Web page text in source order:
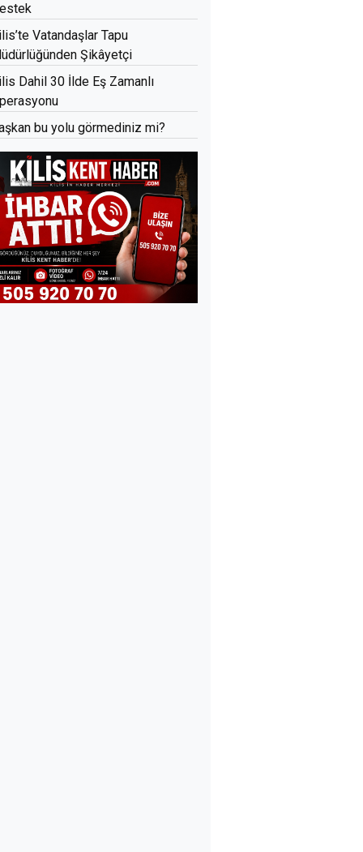
Vatandaşlar Tapu
Şikâyetçi
Dahil 30 İlde Eş Zamanlı
bu yolu görmediniz mi?